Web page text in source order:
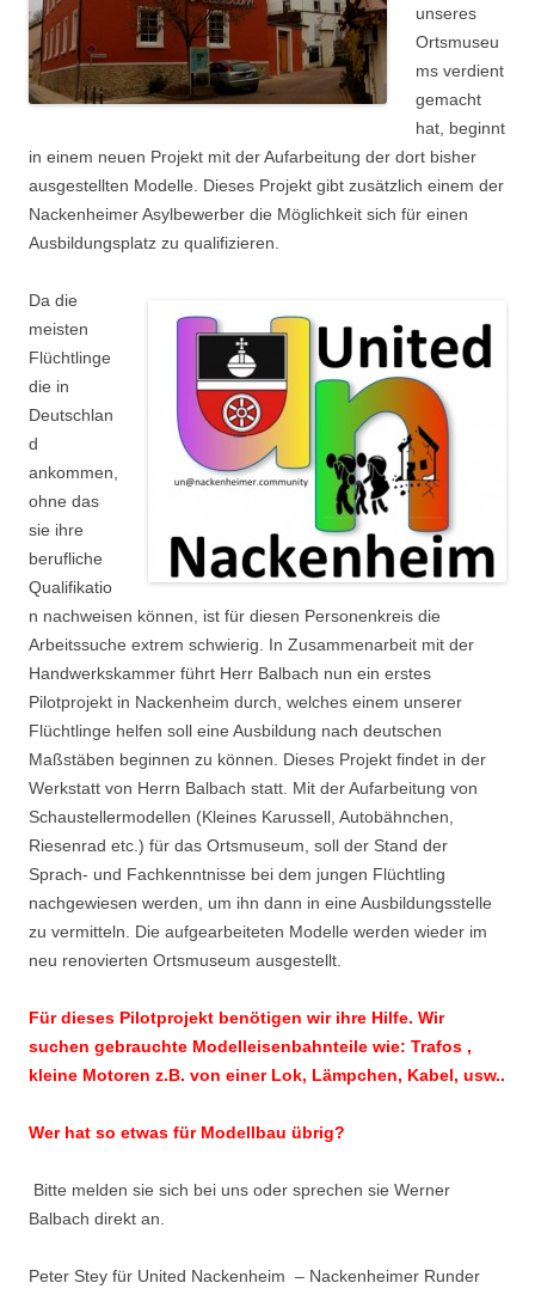
unseres
Ortsmuseu
ms verdient
gemacht
hat, beginnt
in einem neuen Projekt mit der Aufarbeitung der dort bisher
ausgestellten Modelle. Dieses Projekt gibt zusätzlich einem der
Nackenheimer Asylbewerber die Möglichkeit sich für einen
Ausbildungsplatz zu qualifizieren.
Da die
meisten
Flüchtlinge
die in
Deutschlan
d
ankommen,
ohne das
sie ihre
berufliche
Qualifikatio
n nachweisen können, ist für diesen Personenkreis die
Arbeitssuche extrem schwierig. In Zusammenarbeit mit der
Handwerkskammer führt Herr Balbach nun ein erstes
Pilotprojekt in Nackenheim durch, welches einem unserer
Flüchtlinge helfen soll eine Ausbildung nach deutschen
Maßstäben beginnen zu können. Dieses Projekt findet in der
Werkstatt von Herrn Balbach statt. Mit der Aufarbeitung von
Schaustellermodellen (Kleines Karussell, Autobähnchen,
Riesenrad etc.) für das Ortsmuseum, soll der Stand der
Sprach- und Fachkenntnisse bei dem jungen Flüchtling
nachgewiesen werden, um ihn dann in eine Ausbildungsstelle
zu vermitteln. Die aufgearbeiteten Modelle werden wieder im
neu renovierten Ortsmuseum ausgestellt.
Für dieses Pilotprojekt benötigen wir ihre Hilfe. Wir
suchen gebrauchte Modelleisenbahnteile wie: Trafos ,
kleine Motoren z.B. von einer Lok, Lämpchen, Kabel, usw..
Wer hat so etwas für Modellbau übrig?
Bitte melden sie sich bei uns oder sprechen sie Werner
Balbach direkt an.
Peter Stey für United Nackenheim – Nackenheimer Runder